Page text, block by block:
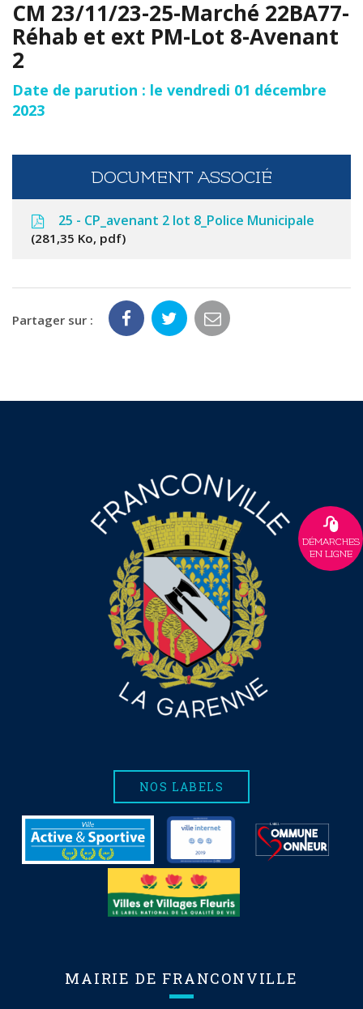
CM 23/11/23-25-Marché 22BA77-
Réhab et ext PM-Lot 8-Avenant
2
Date de parution : le vendredi 01 décembre
2023
DOCUMENT ASSOCIÉ
25 - CP_avenant 2 lot 8_Police Municipale
281,35 Ko, pdf
Partager sur :
NOS LABELS
MAIRIE DE FRANCONVILLE
DÉMARCHES
EN LIGNE